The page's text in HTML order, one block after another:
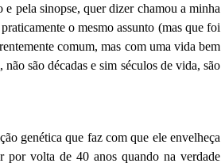
pela sinopse, quer dizer chamou a minha
o mesmo assunto (mas que foi
comum, mas com uma vida bem
são décadas e sim séculos de vida, são
genética que faz com que ele envelheça
por volta de 40 anos quando na verdade